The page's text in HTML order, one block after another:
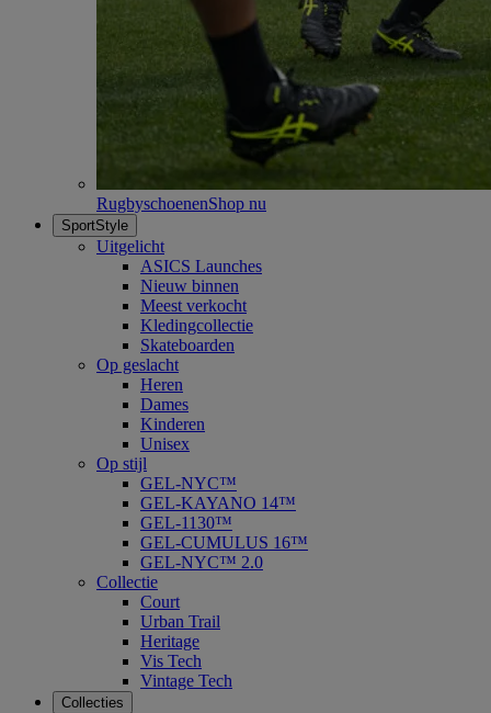
RugbyschoenenShop nu
SportStyle
Uitgelicht
ASICS Launches
Nieuw binnen
Meest verkocht
Kledingcollectie
Skateboarden
Op geslacht
Heren
Dames
Kinderen
Unisex
Op stijl
GEL-NYC™
GEL-KAYANO 14™
GEL-1130™
GEL-CUMULUS 16™
GEL-NYC™ 2.0
Collectie
Court
Urban Trail
Heritage
Vis Tech
Vintage Tech
Collecties